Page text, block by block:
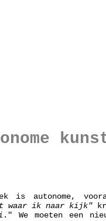
is autonome,
waar ik naar kijk"
." We moeten een